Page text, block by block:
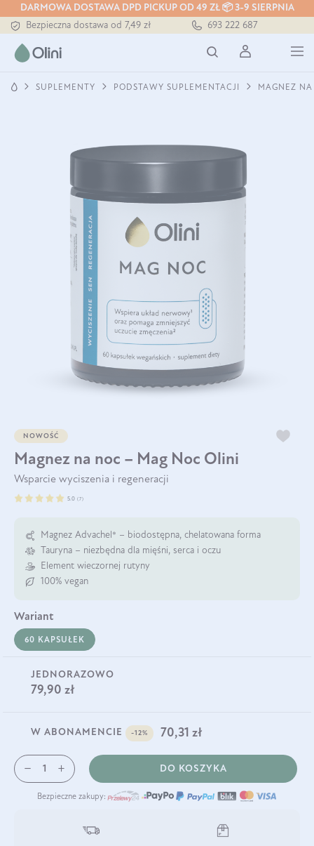
DARMOWA DOSTAWA DPD PICKUP OD 49 ZŁ 📦 3-9 SIERPNIA
Bezpieczna dostawa od 7,49 zł
Darmowa dostawa od 199 zł
Tłoczony zawsze na zimno
693 222 687
SUPLEMENTY PODSTAWY SUPLEMENTACJI MAGNEZ
NOWOŚĆ
Magnez na noc – Mag Noc Olini
Wsparcie wyciszenia i regeneracji
5.0 (7)
Magnez Advachel® – biodostępna, chelatowana forma
Tauryna – niezbędna dla mięśni, serca i oczu
Element wieczornej rutyny
100% vegan
wariant
60 KAPSUŁEK
JEDNORAZOWO
79,90 zł
W ABONAMENCIE -12% 70,31 zł
DO KOSZYKA
Bezpieczne zakupy: